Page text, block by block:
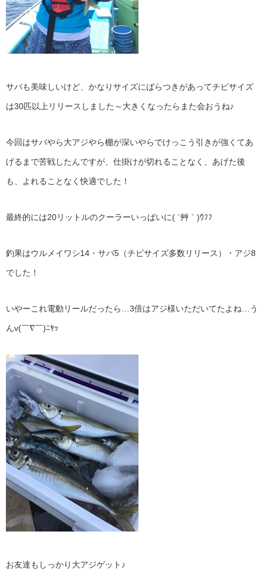
サバも美味しいけど、かなりサイズにばらつきがあってチビサイズ
は30匹以上リリースしました～大きくなったらまた会おうね♪
今回はサバやら大アジやら棚が深いやらでけっこう引きが強くてあ
げるまで苦戦したんですが、仕掛けが切れることなく、あげた後
も、よれることなく快適でした！
最終的には20リットルのクーラーいっぱいに( ´艸｀)ｳﾌﾌ
釣果はウルメイワシ14・サバ5（チビサイズ多数リリース）・アジ8
でした！
いやーこれ電動リールだったら…3倍はアジ様いただいてたよね…う
んv(￣∇￣)ﾆﾔｯ
お友達もしっかり大アジゲット♪